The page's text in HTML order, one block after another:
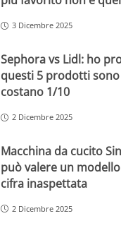
3 Dicembre 2025
Sephora vs Lidl: ho
questi 5 prodotti
costano 1/10
2 Dicembre 2025
Macchina da cucito
può valere un
cifra inaspettata
2 Dicembre 2025